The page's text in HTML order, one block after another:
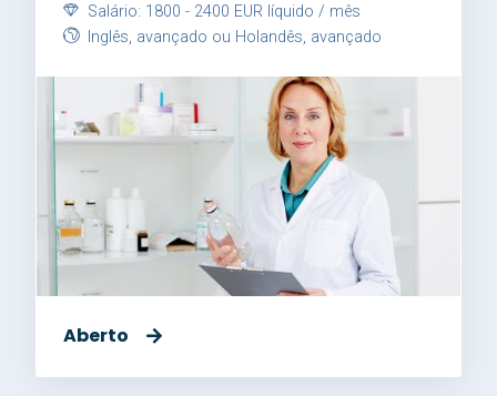
Salário: 1800 - 2400 EUR líquido / mês
Inglês, avançado ou Holandês, avançado
Aberto